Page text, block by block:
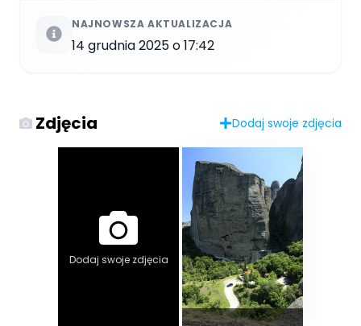
NAJNOWSZA AKTUALIZACJA
14 grudnia 2025 o 17:42
Zdjęcia Dodaj swoje zdjęcia
Dodaj swoje zdjęcia